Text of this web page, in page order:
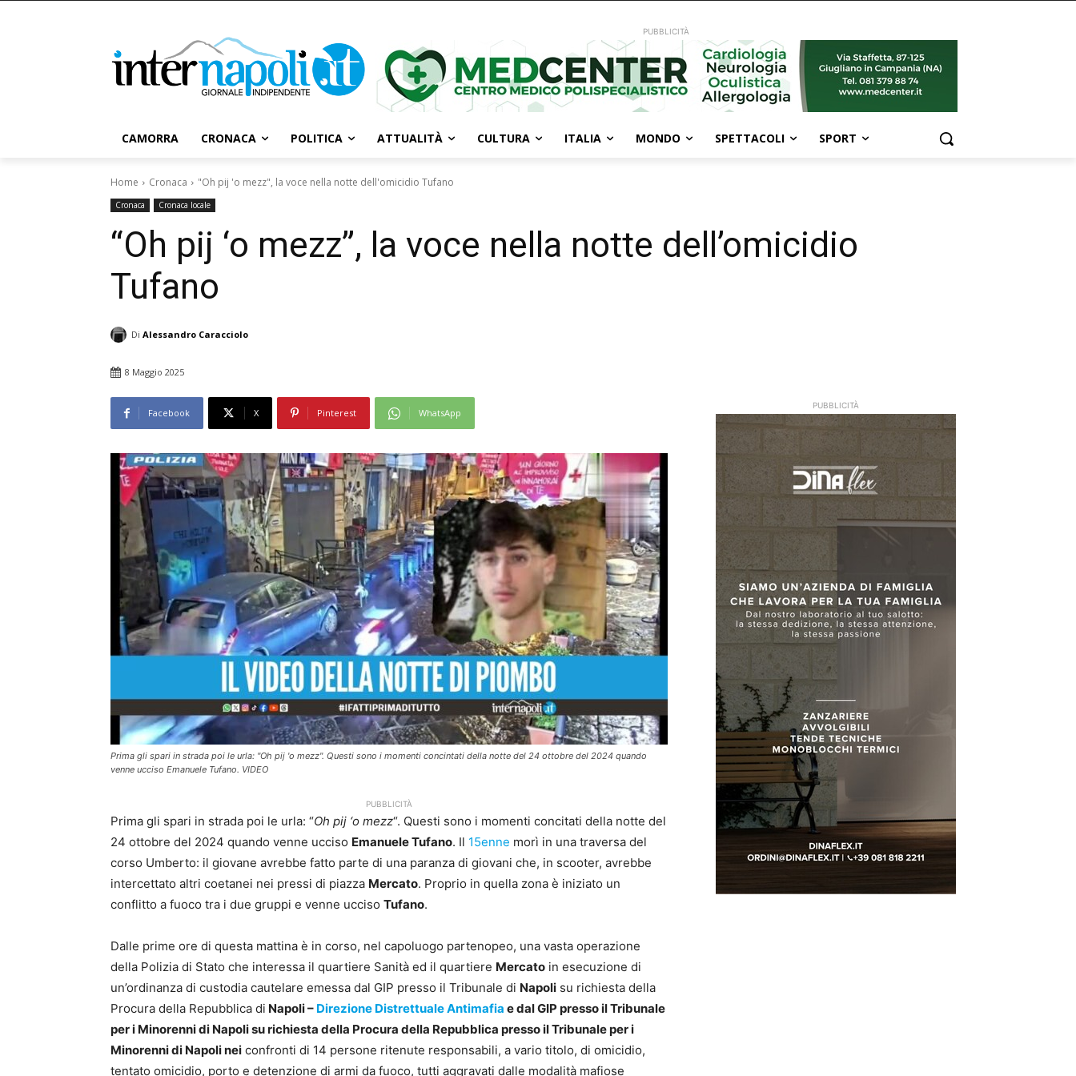
PUBBLICITÀ
CAMORRA CRONACA POLITICA ATTUALITÀ CULTURA ITALIA MONDO SPETTACOLI SPORT
Home Cronaca "Oh pij 'o mezz", la voce nella notte dell'omicidio Tufano
Cronaca Cronaca locale
“Oh pij ‘o mezz”, la voce nella notte dell’omicidio
Tufano
Di Alessandro Caracciolo
8 Maggio 2025
Facebook X Pinterest WhatsApp
Prima gli spari in strada poi le urla: "Oh pij 'o mezz". Questi sono i momenti concintati della notte del 24 ottobre del 2024 quando
venne ucciso Emanuele Tufano. VIDEO
PUBBLICITÀ
Prima gli spari in strada poi le urla: “Oh pij ‘o mezz“. Questi sono i momenti concitati della notte del
24 ottobre del 2024 quando venne ucciso Emanuele Tufano. Il 15enne morì in una traversa del
corso Umberto: il giovane avrebbe fatto parte di una paranza di giovani che, in scooter, avrebbe
intercettato altri coetanei nei pressi di piazza Mercato. Proprio in quella zona è iniziato un
conflitto a fuoco tra i due gruppi e venne ucciso Tufano.
Dalle prime ore di questa mattina è in corso, nel capoluogo partenopeo, una vasta operazione
della Polizia di Stato che interessa il quartiere Sanità ed il quartiere Mercato in esecuzione di
un’ordinanza di custodia cautelare emessa dal GIP presso il Tribunale di Napoli su richiesta della
Procura della Repubblica di Napoli – Direzione Distrettuale Antimafia e dal GIP presso il Tribunale
per i Minorenni di Napoli su richiesta della Procura della Repubblica presso il Tribunale per i
Minorenni di Napoli nei confronti di 14 persone ritenute responsabili, a vario titolo, di omicidio,
tentato omicidio, porto e detenzione di armi da fuoco, tutti aggravati dalle modalità mafiose
PUBBLICITÀ